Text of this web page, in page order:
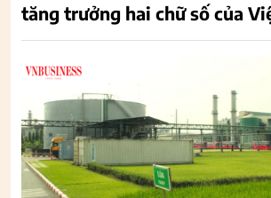
tăng trưởng hai chữ số của